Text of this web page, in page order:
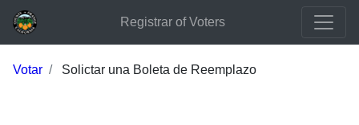
Registrar of Voters
Votar Solictar una Boleta de Reemplazo